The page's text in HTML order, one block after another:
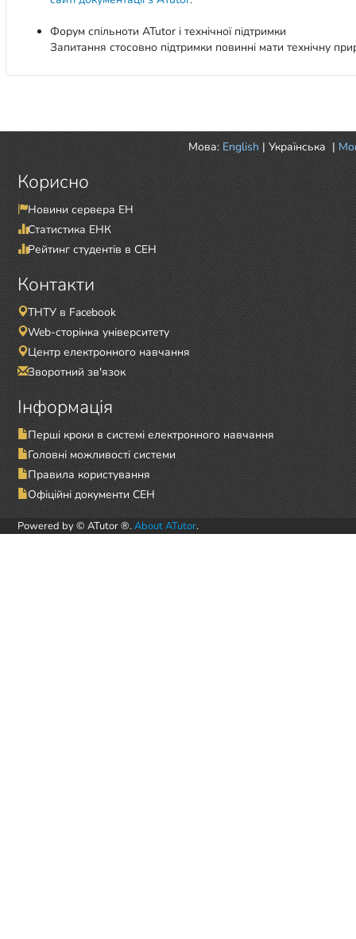
Форум спільноти ATutor і технічної підтримки
Запитання стосовно підтримки повинні мати технічну
Мова: English | Українська |
Корисно
Новини сервера ЕН
Статистика ЕНК
Рейтинг студентів в СЕН
Контакти
ТНТУ в Facebook
Web-сторінка університету
Центр електронного навчання
Зворотний зв'язок
Інформація
Перші кроки в системі електронного навчання
Головні можливості системи
Правила користування
Офіційні документи СЕН
Powered by © ATutor ®. About ATutor.